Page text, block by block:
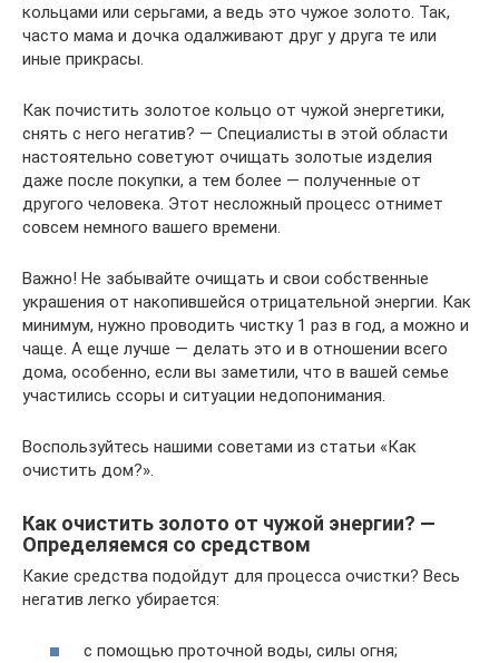
кольцами или серьгами, а ведь это чужое золото. Так,
часто мама и дочка одалживают друг у друга те или
иные прикрасы.
Как почистить золотое кольцо от чужой энергетики,
снять с него негатив? — Специалисты в этой области
настоятельно советуют очищать золотые изделия
даже после покупки, а тем более — полученные от
другого человека. Этот несложный процесс отнимет
совсем немного вашего времени.
Важно! Не забывайте очищать и свои собственные
украшения от накопившейся отрицательной энергии. Как
минимум, нужно проводить чистку 1 раз в год, а можно и
чаще. А еще лучше — делать это и в отношении всего
дома, особенно, если вы заметили, что в вашей семье
участились ссоры и ситуации недопонимания.
Воспользуйтесь нашими советами из статьи «Как
очистить дом?».
Как очистить золото от чужой энергии? —
Определяемся со средством
Какие средства подойдут для процесса очистки? Весь
негатив легко убирается:
с помощью проточной воды, силы огня;